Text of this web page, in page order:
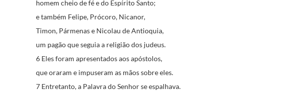
homem cheio de fé e do Espírito Santo;
e também Felipe, Prócoro, Nicanor,
Timon, Pármenas e Nicolau de Antioquia,
um pagão que seguia a religião dos judeus.
6 Eles foram apresentados aos apóstolos,
que oraram e impuseram as mãos sobre eles.
7 Entretanto, a Palavra do Senhor se espalhava.